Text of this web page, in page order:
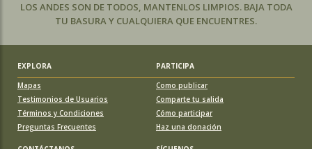
LOS ANDES SON DE TODOS, MANTENLOS LIMPIOS. BAJA TODA
TU BASURA Y CUALQUIERA QUE ENCUENTRES.
EXPLORA
PARTICIPA
Mapas
Testimonios de Usuarios
Términos y Condiciones
Preguntas Frecuentes
Como publicar
Comparte tu salida
Cómo participar
Haz una donación